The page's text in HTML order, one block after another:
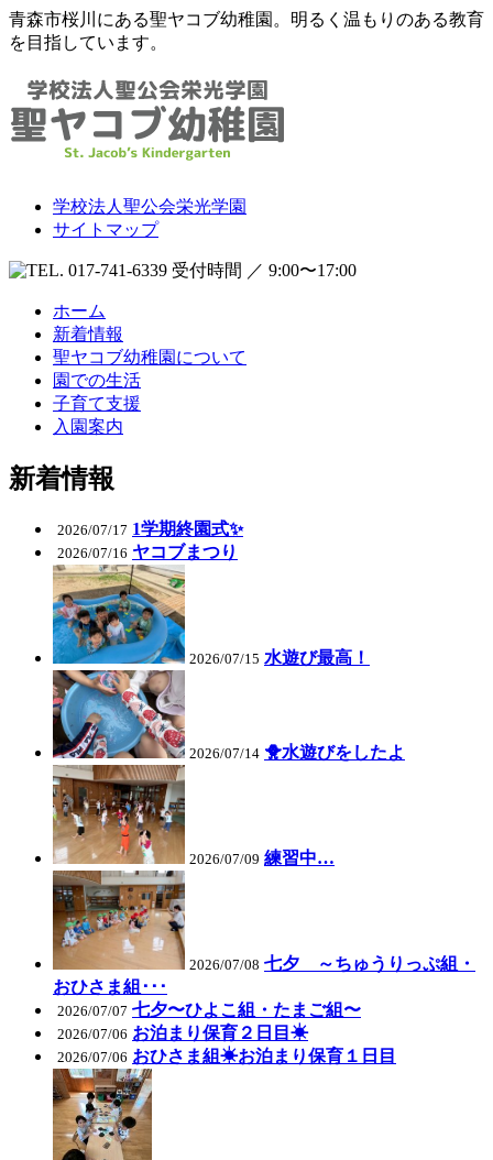
青森市桜川にある聖ヤコブ幼稚園。明るく温もりのある教育
を目指しています。
学校法人聖公会栄光学園
サイトマップ
受付時間 ／ 9:00〜17:00
ホーム
新着情報
聖ヤコブ幼稚園について
園での生活
子育て支援
入園案内
新着情報
2026/07/17 1学期終園式✨
2026/07/16 ヤコブまつり
2026/07/15 水遊び最高！
2026/07/14 🐥水遊びをしたよ
2026/07/09 練習中…
2026/07/08 七夕 ～ちゅうりっぷ組・
おひさま組･･･
2026/07/07 七夕〜ひよこ組・たまご組〜
2026/07/06 お泊まり保育２日目☀
2026/07/06 おひさま組☀お泊まり保育１日目